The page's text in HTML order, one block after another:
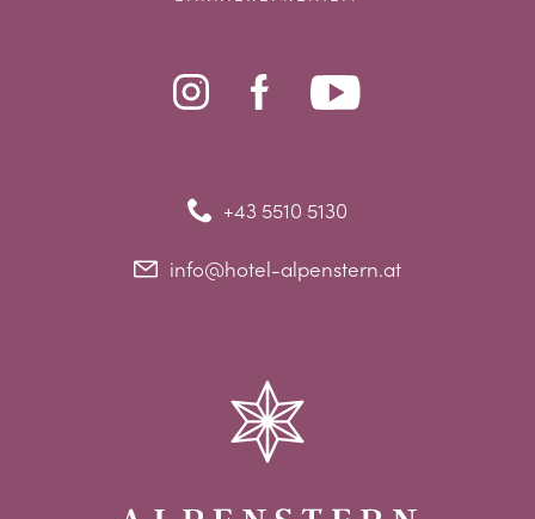
+43 5510 5130
info@hotel-alpenstern.at